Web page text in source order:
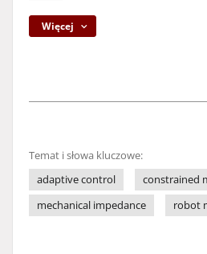
Więcej
Temat i słowa kluczowe:
adaptive control
constrained
mechanical impedance
robot